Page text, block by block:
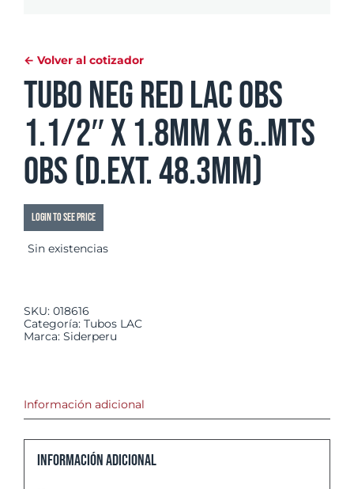
← Volver al cotizador
Tubo Neg Red LAC OBS
1.1/2″ x 1.8mm x 6..mts
OBS (d.ext. 48.3mm)
Login to see price
Sin existencias
SKU: 018616
Categoría: Tubos LAC
Marca: Siderperu
Información adicional
Información adicional